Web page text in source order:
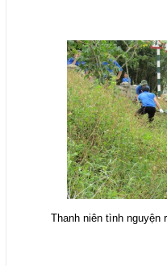
Thanh niên tình nguyện